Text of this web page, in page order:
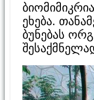
ეხება.
ბუნებას